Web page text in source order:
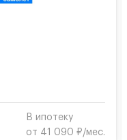
гимназии
озеленённые
въезд
2r1417364#
В ипотеку
от 41 090 ₽/мес.